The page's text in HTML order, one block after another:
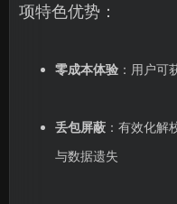
项特色优势：
零成本体验：用户可
丢包屏蔽：有效化解
与数据遗失